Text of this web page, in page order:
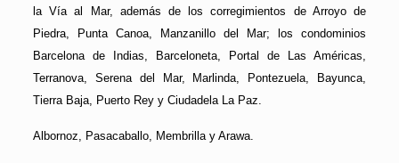
la Vía al Mar, además de los corregimientos de Arroyo de
Piedra, Punta Canoa, Manzanillo del Mar; los condominios
Barcelona de Indias, Barceloneta, Portal de Las Américas,
Terranova, Serena del Mar, Marlinda, Pontezuela, Bayunca,
Tierra Baja, Puerto Rey y Ciudadela La Paz.
Albornoz, Pasacaballo, Membrilla y Arawa.